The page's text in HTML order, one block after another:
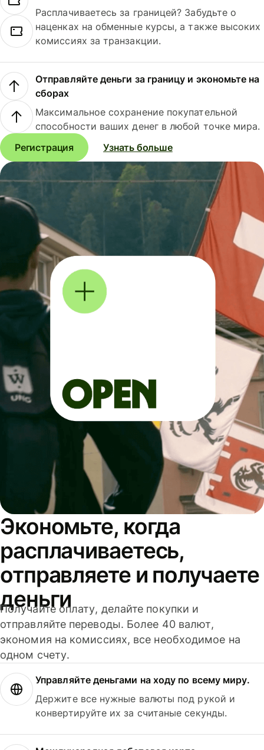
Расплачиваетесь за границей? Забудьте о
наценках на обменные курсы, а также высоких
комиссиях за транзакции.
Отправляйте деньги за границу и экономьте на
сборах
Максимальное сохранение покупательной
способности ваших денег в любой точке мира.
Регистрация
Узнать больше
Экономьте, когда
расплачиваетесь,
отправляете и получаете
деньги
Получайте оплату, делайте покупки и
отправляйте переводы. Более 40 валют,
экономия на комиссиях, все необходимое на
одном счету.
Управляйте деньгами на ходу по всему миру.
Держите все нужные валюты под рукой и
конвертируйте их за считаные секунды.